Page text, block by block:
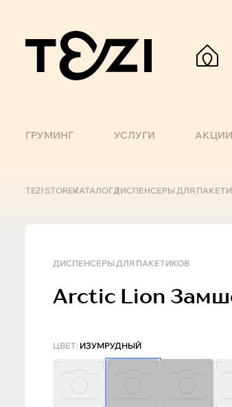
ГРУМИНГ УСЛУГИ АКЦИИ
TEZI STOREКАТАЛОГДИСПЕНСЕРЫ ДЛЯ
ДИСПЕНСЕРЫ ДЛЯ ПАКЕТИКОВ
Arctic Lion
ЦВЕТ: ИЗУМРУДНЫЙ